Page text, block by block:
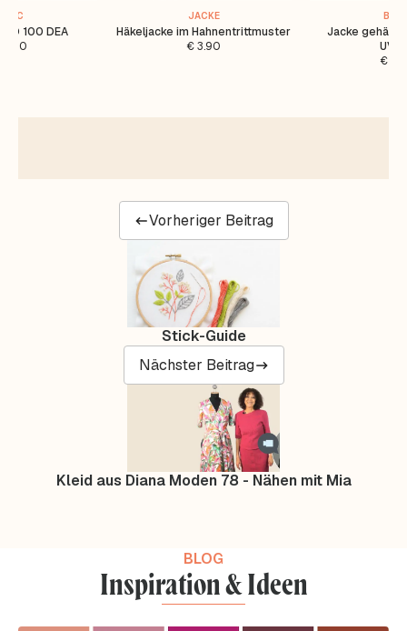
100 DEA
5.00
JACKE
Häkeljacke im Hahnentrittmuster
€3.90
Jacke
€
Vorheriger Beitrag
Stick-Guide
Nächster Beitrag
Kleid aus Diana Moden 78 - Nähen mit Mia
BLOG
Inspiration & Ideen